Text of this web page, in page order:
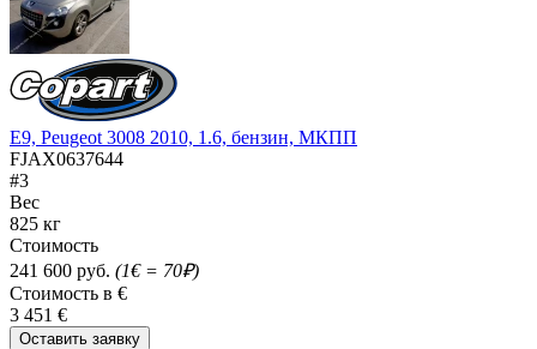
E9, Peugeot 3008 2010, 1.6, бензин, МКПП
FJAX0637644
#3
Вес
825 кг
Стоимость
241 600 руб. (1€ = 70₽)
Стоимость в €
3 451 €
Оставить заявку